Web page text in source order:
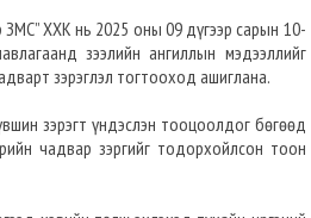
ЗМС” ХХК нь 2025 оны 09 дүгээр сарын 10-
зээлийн ангиллын мэдээллийг
зэрэглэл тогтооход ашиглана.
зэрэгт үндэслэн тооцоолдог бөгөөд
чадвар зэргийг тодорхойлсон тоон